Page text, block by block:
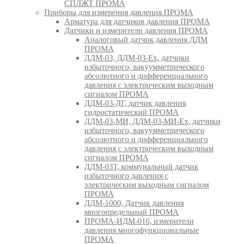
СПЛЖТ ПРОМА
Приборы для измерения давления ПРОМА
Арматура для датчиков давления ПРОМА
Датчики и измерители давления ПРОМА
Аналоговый датчик давления ДДМ
ПРОМА
ДДМ-03, ДДМ-03-Ех, датчики
избыточного, вакуумметрического
абсолютного и дифференциального
давления с электрическим выходным
сигналом ПРОМА
ДДМ-03-ДГ, датчик давления
гидростатический ПРОМА
ДДМ-03-МИ, ДДМ-03-МИ-Ех, датчики
избыточного, вакуумметрического
абсолютного и дифференциального
давления с электрическим выходным
сигналом ПРОМА
ДДМ-03Т, коммунальный датчик
избыточного давления с
электрическим выходным сигналом
ПРОМА
ДДМ-1000, Датчик давления
многопредельный ПРОМА
ПРОМА-ИДМ-016, измерители
давления многофункциональные
ПРОМА